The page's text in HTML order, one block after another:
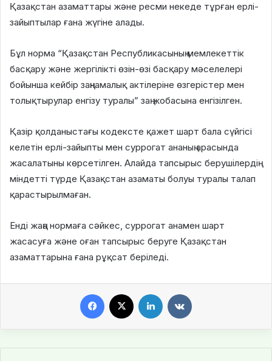
Қазақстан азаматтары және ресми некеде тұрған ерлі-
зайыптылар ғана жүгіне алады.
Бұл норма “Қазақстан Республикасының мемлекеттік
басқару және жергілікті өзін-өзі басқару мәселелері
бойынша кейбір заңнамалық актілеріне өзгерістер мен
толықтырулар енгізу туралы” заң жобасына енгізілген.
Қазір қолданыстағы кодексте қажет шарт бала сүйгісі
келетін ерлі-зайыпты мен суррогат ананың арасында
жасалатыны көрсетілген. Алайда тапсырыс берушілердің
міндетті түрде Қазақстан азаматы болуы туралы талап
қарастырылмаған.
Енді жаңа нормаға сәйкес, суррогат анамен шарт
жасасуға және оған тапсырыс беруге Қазақстан
азаматтарына ғана рұқсат беріледі.